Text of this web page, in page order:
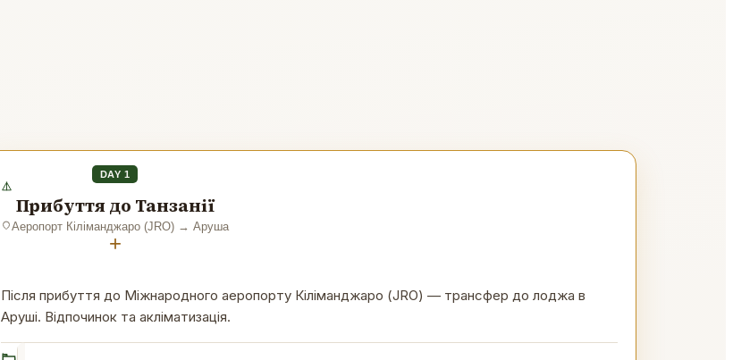
DAY 1
Прибуття до Танзанії
Аеропорт Кіліманджаро (JRO) → Аруша
+
Після прибуття до Міжнародного аеропорту Кіліманджаро (JRO) — трансфер до лоджа в
Аруші. Відпочинок та акліматизація.